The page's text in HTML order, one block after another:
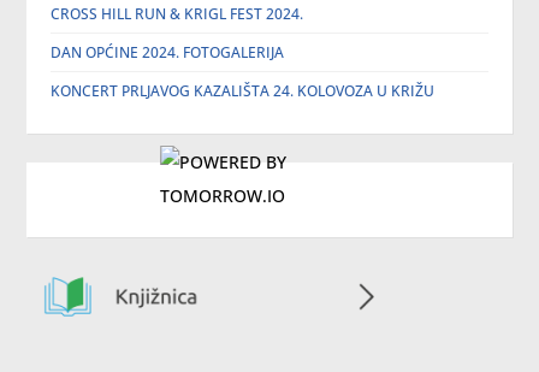
CROSS HILL RUN & KRIGL FEST 2024.
DAN OPĆINE 2024. FOTOGALERIJA
KONCERT PRLJAVOG KAZALIŠTA 24. KOLOVOZA U KRIŽU